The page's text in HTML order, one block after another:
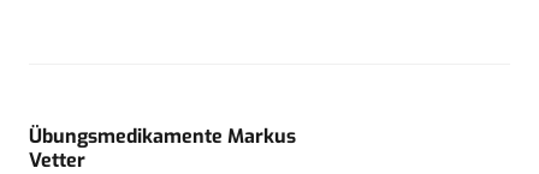
Übungsmedikamente Markus
Vetter